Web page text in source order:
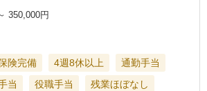
350,000円
険完備 4週8休以上
通勤手当
当 役職手当 残業ほぼなし